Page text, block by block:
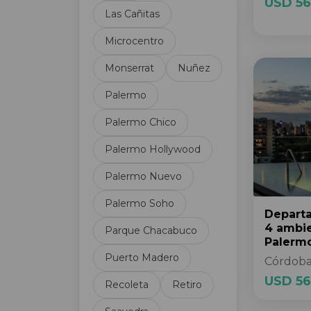
Cancha de Fútbol
Categoría
Circuito Cerrado TV
Cochera de cortesía
Cochera fija
Cocina
Comedor diario
Las Cañitas
Microcentro
Monserrat Nuñez
Palermo
Palermo Chico
Palermo Hollywood
Palermo Nuevo
Palermo Soho
Parque Chacabuco
Puerto Madero
Recoleta Retiro
4
USD